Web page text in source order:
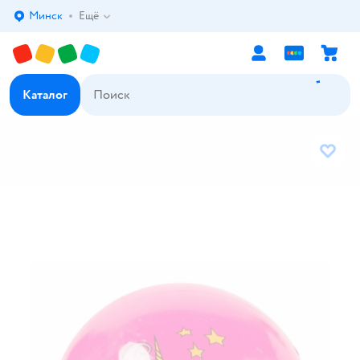
Выбор адреса доставки.
Минск Ещё
Каталог
В